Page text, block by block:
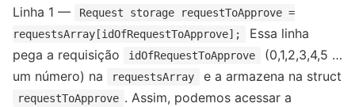
Linha 1 —
Request storage requestToApprove =
requestsArray[idOfRequestToApprove];
Essa linha
pega a requisição
idOfRequestToApprove
(0,1,2,3,4,5 …
um número) na
requestsArray e a armazena na struct
requestToApprove . Assim, podemos acessar a